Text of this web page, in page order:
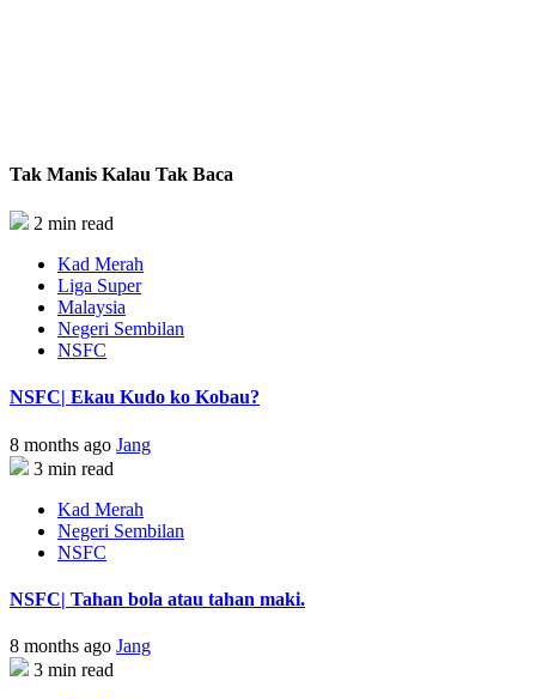
Tak Manis Kalau Tak Baca
2 min read
Kad Merah
Liga Super
Malaysia
Negeri Sembilan
NSFC
NSFC| Ekau Kudo ko Kobau?
8 months ago Jang
3 min read
Kad Merah
Negeri Sembilan
NSFC
NSFC| Tahan bola atau tahan maki.
8 months ago Jang
3 min read